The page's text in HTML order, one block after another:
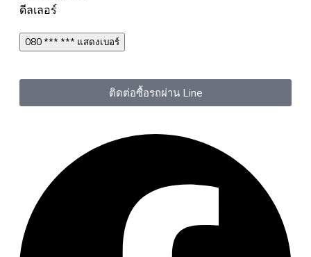
ดีลเลอร์
080 *** *** แสดงเบอร์
ติดต่อซื้อรถผ่าน Line